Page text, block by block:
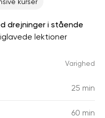
drejninger i stående
lektioner
Varighed
25 min
60 min